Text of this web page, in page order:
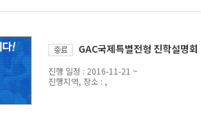
GAC국제특별전형 진학설명회
진행 일정 : 2016-11-21 ~
진행지역, 장소 : ,